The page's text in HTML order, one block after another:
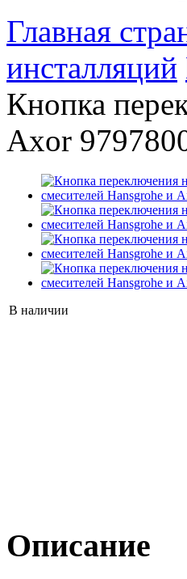
Главная
инсталляций
Кнопка
Axor
В наличии
Описание